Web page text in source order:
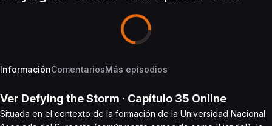
InformaciónComentariosMás episodios
Ver Defying the Storm · Capítulo 35 Online
Situada en el contexto de la formación de la Universidad Nacional